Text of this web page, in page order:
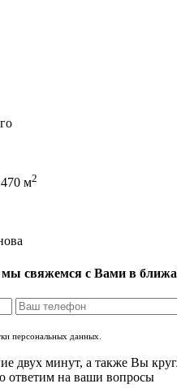
м2
мы свяжемся с Вами в
персональных данных.
двух минут, а также Вы
ответим на ваши вопросы